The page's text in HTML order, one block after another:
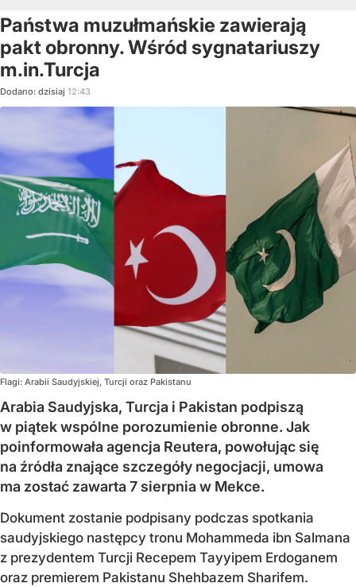
Państwa muzułmańskie zawierają
pakt obronny. Wśród sygnatariuszy
m.in.Turcja
Dodano: dzisiaj 12:43
Flagi: Arabii Saudyjskiej, Turcji oraz Pakistanu
Arabia Saudyjska, Turcja i Pakistan podpiszą
w piątek wspólne porozumienie obronne. Jak
poinformowała agencja Reutera, powołując się
na źródła znające szczegóły negocjacji, umowa
ma zostać zawarta 7 sierpnia w Mekce.
Dokument zostanie podpisany podczas spotkania
saudyjskiego następcy tronu Mohammeda ibn Salmana
z prezydentem Turcji Recepem Tayyipem Erdoganem
oraz premierem Pakistanu Shehbazem Sharifem.